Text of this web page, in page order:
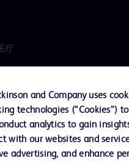
疗
and Company uses
technologies (“Cookies”)
analytics to gain
with our websites and
advertising, and enhance